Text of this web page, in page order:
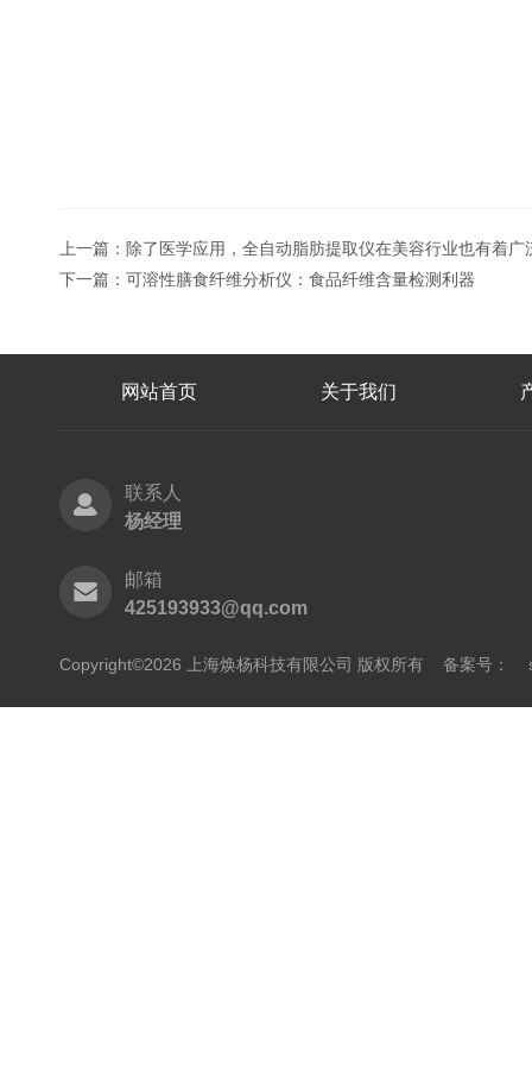
上一篇： 除了医学应用，全自动脂肪提取仪在美容行业也有着广
下一篇： 可溶性膳食纤维分析仪：食品纤维含量检测利器
网站首页 关于我们
联系人
杨经理
邮箱
425193933@qq.com
Copyright©2026 上海焕杨科技有限公司 版权所有 备案号：